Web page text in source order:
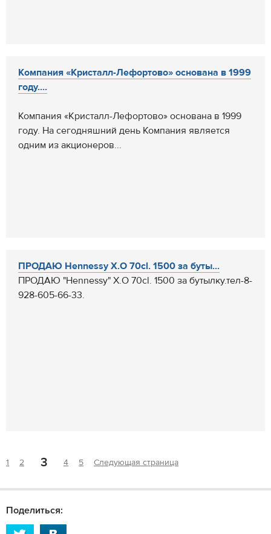
Компания «Кристалл-Лефортово» основана в 1999
году....
Компания «Кристалл-Лефортово» основана в 1999
году. На сегодняшний день Компания является
одним из акционеров...
ПРОДАЮ Hennessy X.O 70cl. 1500 за буты...
ПРОДАЮ "Hennessy" X.O 70cl. 1500 за бутылку.тел-8-
928-605-66-33.
1 2 3 4 5 Следующая страница
Поделиться: